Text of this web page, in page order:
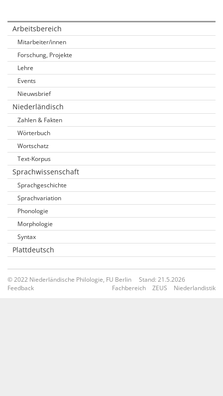
Arbeitsbereich
Mitarbeiter/innen
Forschung, Projekte
Lehre
Events
Nieuwsbrief
Niederländisch
Zahlen & Fakten
Wörterbuch
Wortschatz
Text-Korpus
Sprachwissenschaft
Sprachgeschichte
Sprachvariation
Phonologie
Morphologie
Syntax
Plattdeutsch
© 2022 Niederländische Philologie, FU Berlin
Stand: 21.5.2026
Feedback
Fachbereich ZEUS Niederlandistik